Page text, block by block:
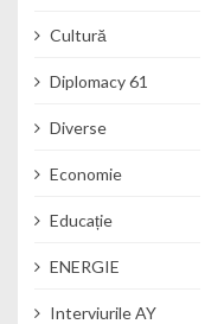
Cultură
Diplomacy 61
Diverse
Economie
Educație
ENERGIE
Interviurile AY